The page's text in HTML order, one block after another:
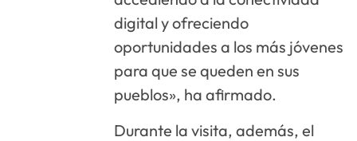
digital y ofreciendo
oportunidades a los más jóvenes
para que se queden en sus
pueblos», ha afirmado.
Durante la visita, además, el